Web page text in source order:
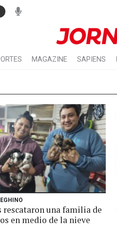
MAGAZINE SAPIENS
rescataron una familia de
en medio de la nieve